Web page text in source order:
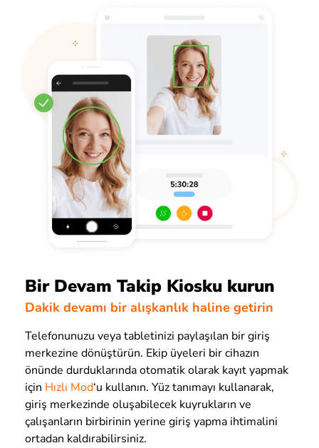
Bir Devam Takip Kiosku kurun
Dakik devamı bir alışkanlık haline getirin
Telefonunuzu veya tabletinizi paylaşılan bir giriş
merkezine dönüştürün. Ekip üyeleri bir cihazın
önünde durduklarında otomatik olarak kayıt yapmak
için Hızlı Mod‘u kullanın. Yüz tanımayı kullanarak,
giriş merkezinde oluşabilecek kuyrukların ve
çalışanların birbirinin yerine giriş yapma ihtimalini
ortadan kaldırabilirsiniz.